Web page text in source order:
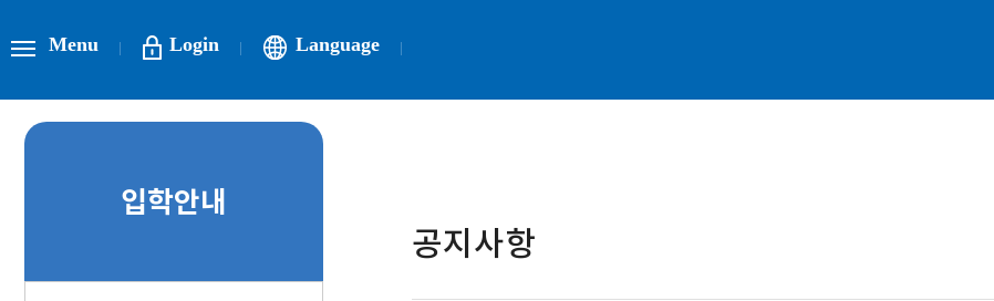
Menu Login Language
입학안내
공지사항